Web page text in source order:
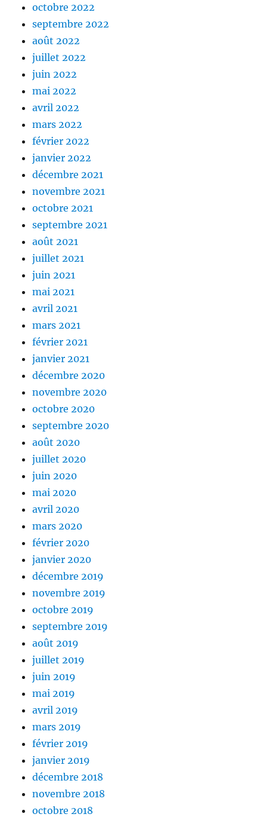
octobre 2022
septembre 2022
août 2022
juillet 2022
juin 2022
mai 2022
avril 2022
mars 2022
février 2022
janvier 2022
décembre 2021
novembre 2021
octobre 2021
septembre 2021
août 2021
juillet 2021
juin 2021
mai 2021
avril 2021
mars 2021
février 2021
janvier 2021
décembre 2020
novembre 2020
octobre 2020
septembre 2020
août 2020
juillet 2020
juin 2020
mai 2020
avril 2020
mars 2020
février 2020
janvier 2020
décembre 2019
novembre 2019
octobre 2019
septembre 2019
août 2019
juillet 2019
juin 2019
mai 2019
avril 2019
mars 2019
février 2019
janvier 2019
décembre 2018
novembre 2018
octobre 2018